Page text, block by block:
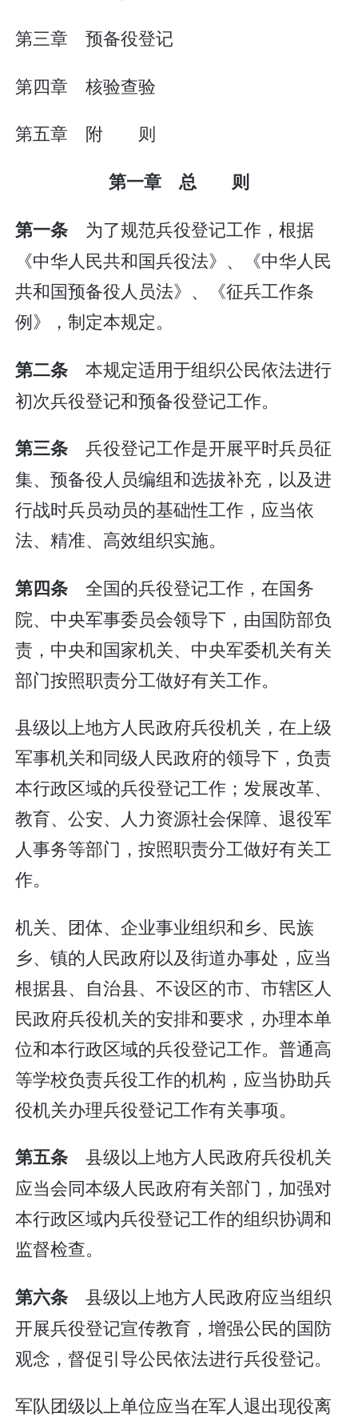
第三章 预备役登记
第四章 核验查验
第五章 附 则
第一章 总 则
第一条 为了规范兵役登记工作，根据
《中华人民共和国兵役法》、《中华人民
共和国预备役人员法》、《征兵工作条
例》，制定本规定。
第二条本规定适用于组织公民依法进行
初次兵役登记和预备役登记工作。
第三条兵役登记工作是开展平时兵员征
集、预备役人员编组和选拔补充，以及进
行战时兵员动员的基础性工作，应当依
法、精准、高效组织实施。
第四条全国的兵役登记工作，在国务
院、中央军事委员会领导下，由国防部负
责，中央和国家机关、中央军委机关有关
部门按照职责分工做好有关工作。
县级以上地方人民政府兵役机关，在上级
军事机关和同级人民政府的领导下，负责
本行政区域的兵役登记工作；发展改革、
教育、公安、人力资源社会保障、退役军
人事务等部门，按照职责分工做好有关工
作。
机关、团体、企业事业组织和乡、民族
乡、镇的人民政府以及街道办事处，应当
根据县、自治县、不设区的市、市辖区人
民政府兵役机关的安排和要求，办理本单
位和本行政区域的兵役登记工作。普通高
等学校负责兵役工作的机构，应当协助兵
役机关办理兵役登记工作有关事项。
第五条县级以上地方人民政府兵役机关
应当会同本级人民政府有关部门，加强对
本行政区域内兵役登记工作的组织协调和
监督检查。
第六条县级以上地方人民政府应当组织
开展兵役登记宣传教育，增强公民的国防
观念，督促引导公民依法进行兵役登记。
军队团级以上单位应当在军人退出现役离